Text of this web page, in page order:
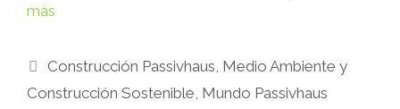
más
Construcción Passivhaus Medio Ambiente y
Construcción Sostenible Mundo Passivhaus